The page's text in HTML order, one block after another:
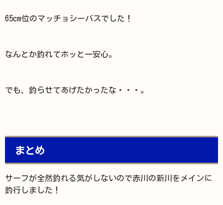
65cm位のマッチョシーバスでした！
なんとか釣れてホッと一安心。
でも、釣らせてあげたかったな・・・。
まとめ
サーフが全然釣れる気がしないので赤川の新川をメインに
釣行しました！